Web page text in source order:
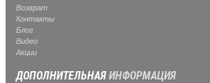
Возврат
Контакты
Блог
Видео
Акции
ДОПОЛНИТЕЛЬНАЯИНФОРМАЦИЯ